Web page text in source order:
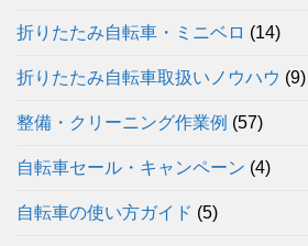
折りたたみ自転車・ミニベロ (14)
折りたたみ自転車取扱いノウハウ (9)
整備・クリーニング作業例 (57)
自転車セール・キャンペーン (4)
自転車の使い方ガイド (5)